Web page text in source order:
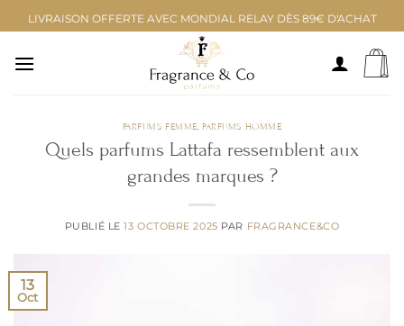
Aller
au
contenu
LIVRAISON OFFERTE AVEC MONDIAL RELAY DÈS 89€ D'ACHAT
PARFUMS FEMME,PARFUMS HOMME
Quels parfums Lattafa ressemblent aux
grandes marques ?
PUBLIÉ LE13 OCTOBRE 2025 PAR FRAGRANCE&CO
13
Oct